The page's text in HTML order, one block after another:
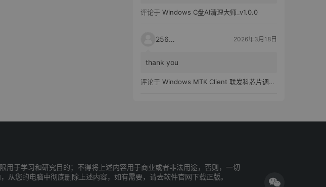
评论于 Windows C盘AI清理大师_v1.0.0
25651 2026年3月18日
thank you
评论于 Windows MTK Client 联发科芯片调试工具_v2.01 汉化版
于学习和研究目的；不得将上述内容用于商业或者非法用途，否则，一切
您的电脑中彻底删除上述内容，如有需要，请去软件官网下载正版。